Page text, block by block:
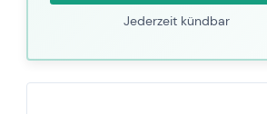
Jederzeit kündbar